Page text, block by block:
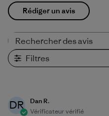
Rédiger un avis
Filtres
DR
Dan R.
Vérificateur vérifié